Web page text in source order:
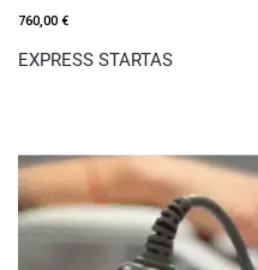
760,00 €
EXPRESS STARTAS